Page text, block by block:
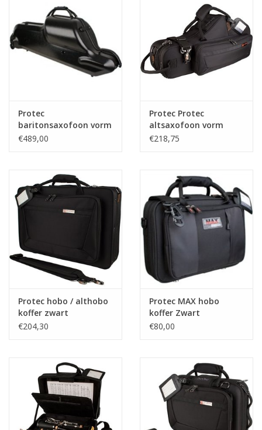
Protec
baritonsaxofoon vorm
koffer Bullet
€489,00
Protec Protec
altsaxofoon vorm
koffer zwart
€218,75
Protec hobo / althobo
koffer zwart
€204,30
Protec MAX hobo
koffer Zwart
€80,00